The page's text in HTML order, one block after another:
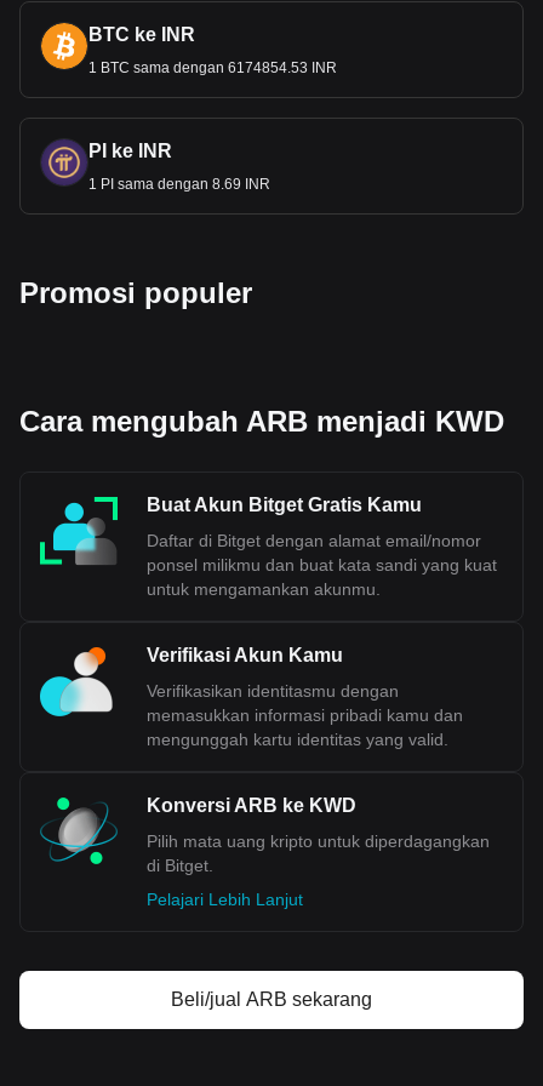
penting dari sirkulasi mata uang dalam sistem keuangan
global.
Data pertukaran kripto ke fiat Bitget menunjukkan
populer adalah ARB ke KWD, dengan kode Arbitrum
adalah ARB. Gunakan kalkulator mata uang kripto
kami sekarang untuk melihat berapa banyak mata
uang kripto yang bisa kamu pertukarkan dengan
BTC ke INR
1 BTC sama dengan 6174854.53 INR
PI ke INR
1 PI sama dengan 8.69 INR
Promosi populer
Cara mengubah ARB menjadi KWD
Buat Akun Bitget Gratis Kamu
Daftar di Bitget dengan alamat email/nomor
ponsel milikmu dan buat kata sandi yang kuat
untuk mengamankan akunmu.
Verifikasi Akun Kamu
Verifikasikan identitasmu dengan
memasukkan informasi pribadi kamu dan
mengunggah kartu identitas yang valid.
Konversi ARB ke KWD
Pilih mata uang kripto untuk diperdagangkan
di Bitget.
Pelajari Lebih Lanjut
Beli/jual ARB sekarang